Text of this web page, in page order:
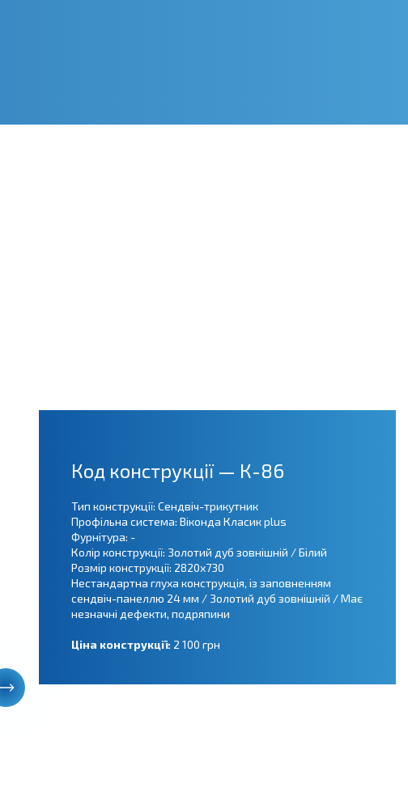
Код конструкції — К-86
Тип конструкції: Сендвіч-трикутник
Профільна система: Віконда Класик plus
Фурнітура: -
Колір конструкції: Золотий дуб зовнішній / Білий
Розмір конструкції: 2820х730
Нестандартна глуха конструкція, із заповненням
сендвіч-панеллю 24 мм / Золотий дуб зовнішній / Має
незначні дефекти, подряпини
Ціна конструкції: 2 100 грн